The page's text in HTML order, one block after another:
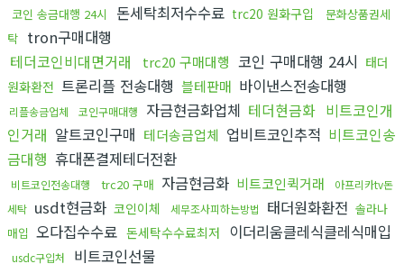
코인 송금대행 24시 돈세탁최저수수료 trc20 원화구입
문화상품권세
탁 tron구매대행
테더코인비대면거래
trc20 구매대행 코인 구매대행 24시 태더
원화환전 트론리플 전송대행 블테판매 바이낸스전송대행
리플송금업체 코인구매대행 자금현금화업체 테더현금화 비트코인개
인거래 알트코인구매 테더송금업체 업비트코인추적 비트코인송
금대행 휴대폰결제테더전환
비트코인전송대행 trc20 구매 자금현금화 비트코인퀵거래
아프리카tv돈
세탁 usdt현금화 코인이체 세무조사피하는방법 태더원화환전 솔라나
매입 오다집수수료 돈세탁수수료최저 이더리움클레식클레식매입
usdc구입처 비트코인선물